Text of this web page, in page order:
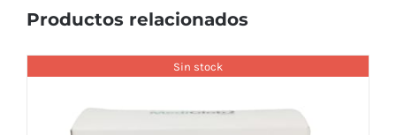
Productos relacionados
Sin stock